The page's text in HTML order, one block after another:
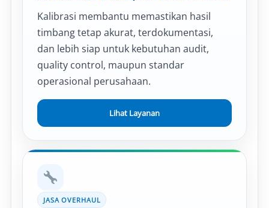
Kalibrasi membantu memastikan hasil
timbang tetap akurat, terdokumentasi,
dan lebih siap untuk kebutuhan audit,
quality control, maupun standar
operasional perusahaan.
Lihat Layanan
JASA OVERHAUL